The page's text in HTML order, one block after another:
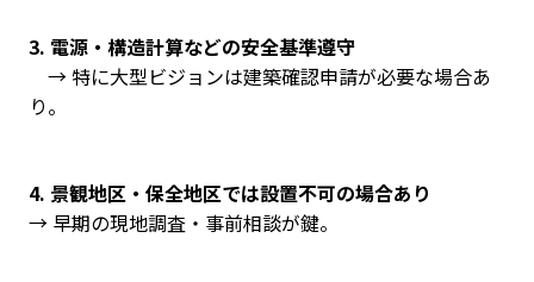
3. 電源・構造計算などの安全基準遵守
→ 特に大型ビジョンは建築確認申請が必要な場合あ
り。
4. 景観地区・保全地区では設置不可の場合あり
→ 早期の現地調査・事前相談が鍵。